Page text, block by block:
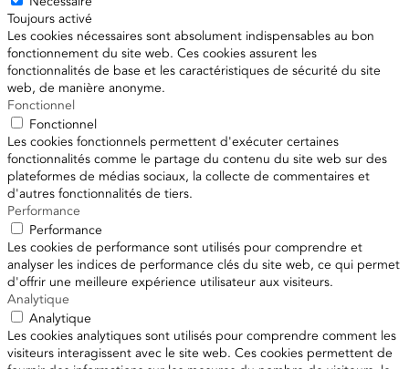
Toujours activé
Les cookies nécessaires sont absolument indispensables au bon
fonctionnement du site web. Ces cookies assurent les
fonctionnalités de base et les caractéristiques de sécurité du site
web, de manière anonyme.
Fonctionnel
Fonctionnel
Les cookies fonctionnels permettent d'exécuter certaines
fonctionnalités comme le partage du contenu du site web sur des
plateformes de médias sociaux, la collecte de commentaires et
d'autres fonctionnalités de tiers.
Performance
Performance
Les cookies de performance sont utilisés pour comprendre et
analyser les indices de performance clés du site web, ce qui permet
d'offrir une meilleure expérience utilisateur aux visiteurs.
Analytique
Analytique
Les cookies analytiques sont utilisés pour comprendre comment les
visiteurs interagissent avec le site web. Ces cookies permettent de